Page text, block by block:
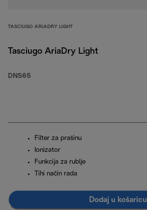
TASCIUGO ARIADRY LIGHT
Tasciugo AriaDry Light
DNS65
Filter za prašinu
Ionizator
Funkcija za rublje
Tihi način rada
Dodaj u košaricu